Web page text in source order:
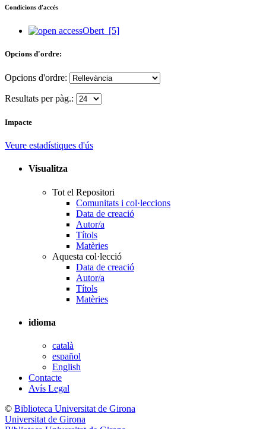
Condicions d'accés
Obert [5]
Opcions d'ordre:
Opcions d'ordre:
Resultats per pàg.:
Impacte
Veure estadístiques d'ús
Visualitza
Tot el Repositori
Comunitats i col·leccions
Data de creació
Autor/a
Títols
Matèries
Aquesta col·lecció
Data de creació
Autor/a
Títols
Matèries
idioma
català
español
English
Contacte
Avís Legal
© Biblioteca Universitat de Girona
Universitat de Girona